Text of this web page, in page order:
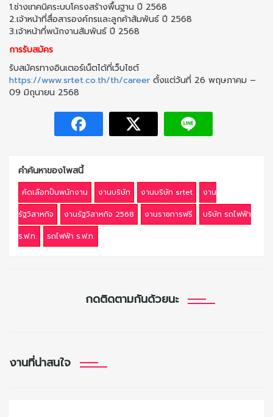
1.ช่างเทคนิคระบบโครงสร้างพื้นฐาน ปี 2568
2.เจ้าหน้าที่สื่อสารองค์กรและลูกค้าสัมพันธ์ ปี 2568
3.เจ้าหน้าที่พนักงานสัมพันธ์ ปี 2568
การรับสมัคร
รับสมัครทางอินเตอร์เน็ตได้ที่เว็บไซต์
https://www.srtet.co.th/th/career ตั้งแต่วันที่ 26 พฤษภาคม –
09 มิถุนายน 2568
คำค้นหาของโพสนี้
คัดเลือกป็นพนักงาน งานบริษัท งานบริษัท srtet
งาน
รัฐวิสาหกิจ
งานรัฐวิสาหกิจ 2568 งานราชการฟรี
บริษัท รถไฟฟ้า
ร.ฟ.ท.
รถไฟฟ้า ร.ฟ.ท.
กดติดตามกันด้วยนะ
งานที่น่าสนใจ